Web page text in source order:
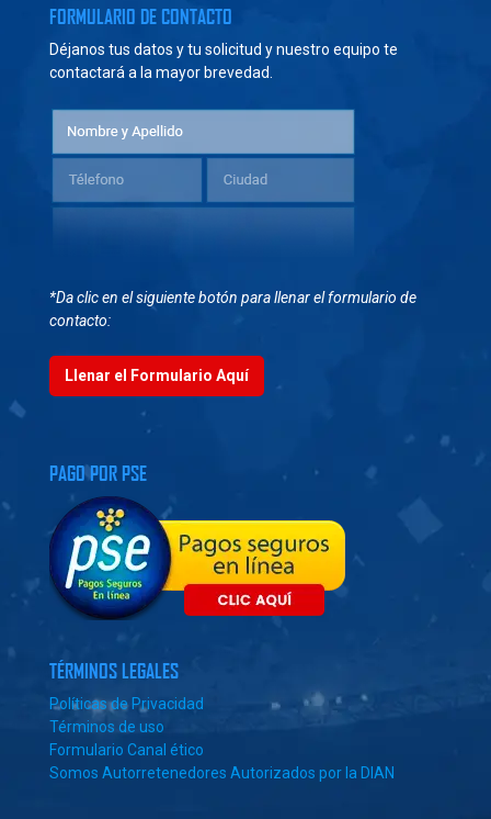
FORMULARIO DE CONTACTO
Déjanos tus datos y tu solicitud y nuestro equipo te
contactará a la mayor brevedad.
*Da clic en el siguiente botón para llenar el formulario de
contacto:
Llenar el Formulario Aquí
PAGO POR PSE
TÉRMINOS LEGALES
Políticas de Privacidad
Términos de uso
Formulario Canal ético
Somos Autorretenedores Autorizados por la DIAN